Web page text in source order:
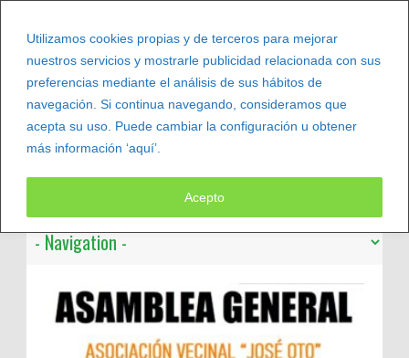
Utilizamos cookies propias y de terceros para mejorar
nuestros servicios y mostrarle publicidad relacionada con sus
preferencias mediante el análisis de sus hábitos de
navegación. Si continua navegando, consideramos que
acepta su uso. Puede cambiar la configuración u obtener
más información ‘aquí’.
Acepto